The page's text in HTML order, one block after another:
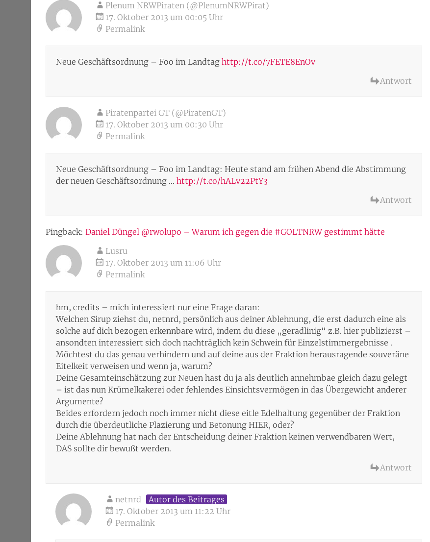
Plenum NRWPiraten (@PlenumNRWPirat)
17. Oktober 2013 um 00:05 Uhr
Permalink
Neue Geschäftsordnung – Foo im Landtag http://t.co/7FETE8EnOv
Antwort
Piratenpartei GT (@PiratenGT)
17. Oktober 2013 um 00:30 Uhr
Permalink
Neue Geschäftsordnung – Foo im Landtag: Heute stand am frühen Abend die Abstimmung
der neuen Geschäftsordnung … http://t.co/hALv22PtY3
Antwort
Pingback: Daniel Düngel @rwolupo – Warum ich gegen die #GOLTNRW gestimmt hätte
Lusru
17. Oktober 2013 um 11:06 Uhr
Permalink
hm, credits – mich interessiert nur eine Frage daran:
Welchen Sirup ziehst du, netnrd, persönlich aus deiner Ablehnung, die erst dadurch eine als
solche auf dich bezogen erkennbare wird, indem du diese „geradlinig“ z.B. hier publizierst –
ansondten interessiert sich doch nachträglich kein Schwein für Einzelstimmergebnisse .
Möchtest du das genau verhindern und auf deine aus der Fraktion herausragende souveräne
Eitelkeit verweisen und wenn ja, warum?
Deine Gesamteinschätzung zur Neuen hast du ja als deutlich annehmbae gleich dazu gelegt
– ist das nun Krümelkakerei oder fehlendes Einsichtsvermögen in das Übergewicht anderer
Argumente?
Beides erfordern jedoch noch immer nicht diese eitle Edelhaltung gegenüber der Fraktion
durch die überdeutliche Plazierung und Betonung HIER, oder?
Deine Ablehnung hat nach der Entscheidung deiner Fraktion keinen verwendbaren Wert,
DAS sollte dir bewußt werden.
Antwort
netnrd
Autor des Beitrages
17. Oktober 2013 um 11:22 Uhr
Permalink